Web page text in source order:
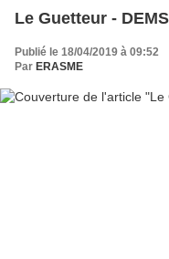
Le Guetteur - DEMS
Publié le 18/04/2019 à 09:52
Par ERASME